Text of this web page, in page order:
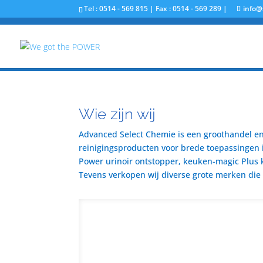
Tel : 0514 - 569 815 | Fax : 0514 - 569 289 |
Wie zijn wij
Advanced Select Chemie is een groothandel
reinigingsproducten voor brede
Power urinoir ontstopper, keuken-magic
Tevens verkopen wij diverse grote merken